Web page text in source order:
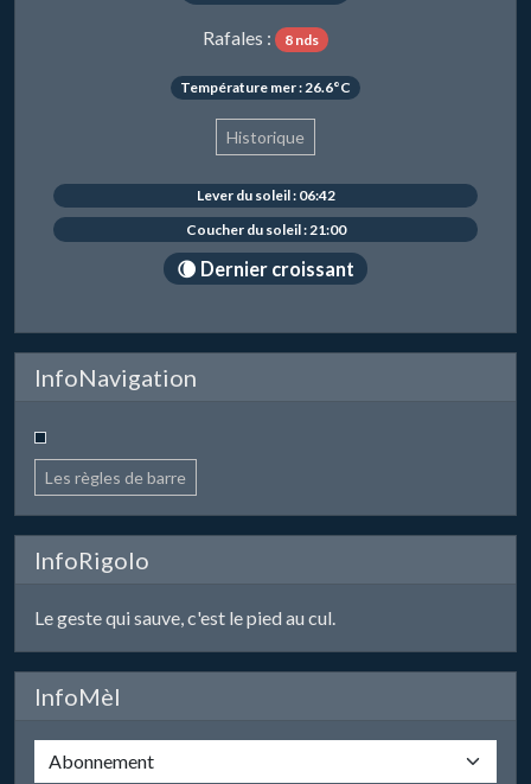
Rafales : 8 nds
Température mer : 26.6°C
Historique
Lever du soleil : 06:42
Coucher du soleil : 21:00
🌘 Dernier croissant
InfoNavigation
Les règles de barre
InfoRigolo
Le geste qui sauve, c'est le pied au cul.
InfoMèl